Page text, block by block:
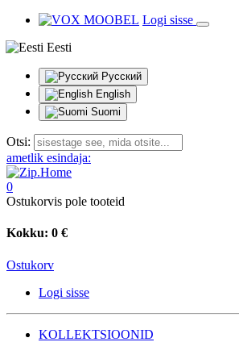
Logi sisse
Eesti
Русский
English
Suomi
Otsi:
ametlik esindaja:
0
Ostukorvis pole tooteid
Kokku: 0 €
Ostukorv
Logi sisse
KOLLEKTSIOONID